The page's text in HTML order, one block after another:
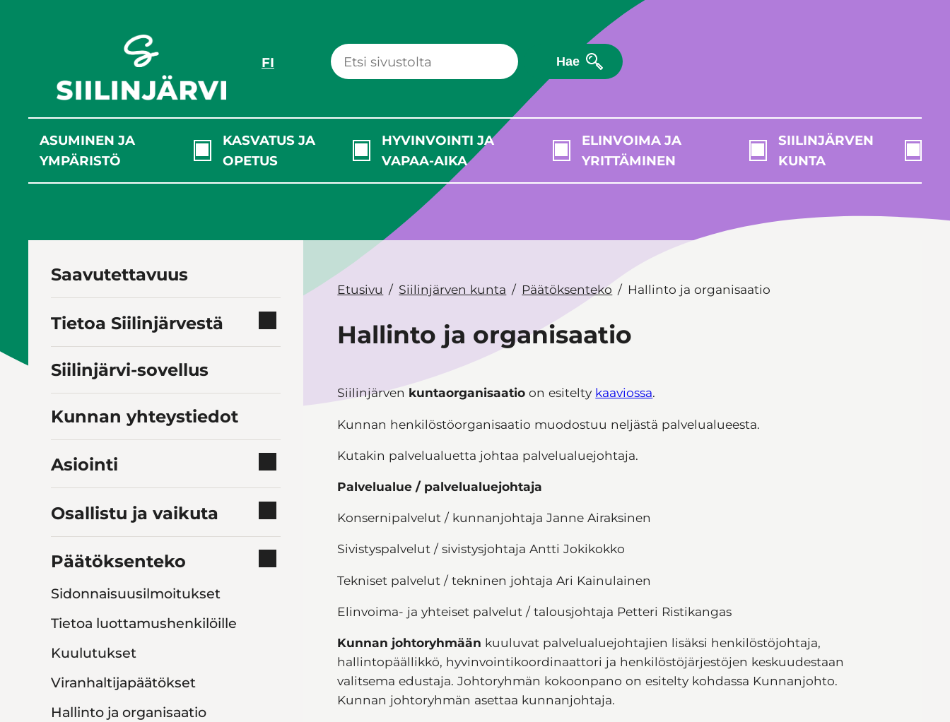
FI Hae
ASUMINEN JA
YMPÄRISTÖ
KASVATUS JA
OPETUS
HYVINVOINTI JA
VAPAA-AIKA
ELINVOIMA JA
YRITTÄMINEN
SIILINJÄRVEN
KUNTA
Saavutettavuus
Tietoa Siilinjärvestä
Siilinjärvi-sovellus
Kunnan yhteystiedot
Asiointi
Osallistu ja vaikuta
Päätöksenteko
Sidonnaisuusilmoitukset
Tietoa luottamushenkilöille
Kuulutukset
Viranhaltijapäätökset
Hallinto ja organisaatio
Etusivu Siilinjärven kunta Päätöksenteko Hallinto ja organisaatio
Hallinto ja organisaatio
Siilinjärven kuntaorganisaatio on esitelty kaaviossa.
Kunnan henkilöstöorganisaatio muodostuu neljästä palvelualueesta.
Kutakin palvelualuetta johtaa palvelualuejohtaja.
Palvelualue / palvelualuejohtaja
Konsernipalvelut / kunnanjohtaja Janne Airaksinen
Sivistyspalvelut / sivistysjohtaja Antti Jokikokko
Tekniset palvelut / tekninen johtaja Ari Kainulainen
Elinvoima- ja yhteiset palvelut / talousjohtaja Petteri Ristikangas
Kunnan johtoryhmään kuuluvat palvelualuejohtajien lisäksi henkilöstöjohtaja,
hallintopäällikkö, hyvinvointikoordinaattori ja henkilöstöjärjestöjen keskuudestaan
valitsema edustaja. Johtoryhmän kokoonpano on esitelty kohdassa Kunnanjohto.
Kunnan johtoryhmän asettaa kunnanjohtaja.